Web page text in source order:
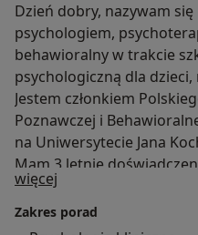
Dzień dobry, nazywam
psychologiem,
behawioralny w trakcie
psychologiczną dla dzieci,
Jestem członkiem
Poznawczej i
na Uniwersytecie Jana
Mam 3 letnie
poradnictwie i terapii
codziennej pracy
emocjonalnymi, lękiem,
więcej
Zakres porad